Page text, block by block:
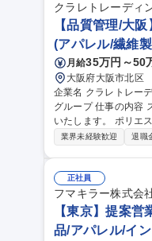
クラレトレーディ
【品質管理/大
(アパレル/繊維
月給35万円～50
大阪府大阪市北区
企業名 クラレトレーディング株式会社 求人名 【品質管理/大阪
グループ 仕事の内容 スポーツ、アウトドアアパレル向け、糸・テキスタイルの加工技術・品質管理業務をお任せ
いたします。 ポリエステル繊維を主とする原糸からテキスタイル生産において、フィラメント原糸、仮撚り、紡
績、織、編、染など
業界未経験歓迎 退職
正社員
フマキラー株式会
【東京】提案
品/アパレル/イ